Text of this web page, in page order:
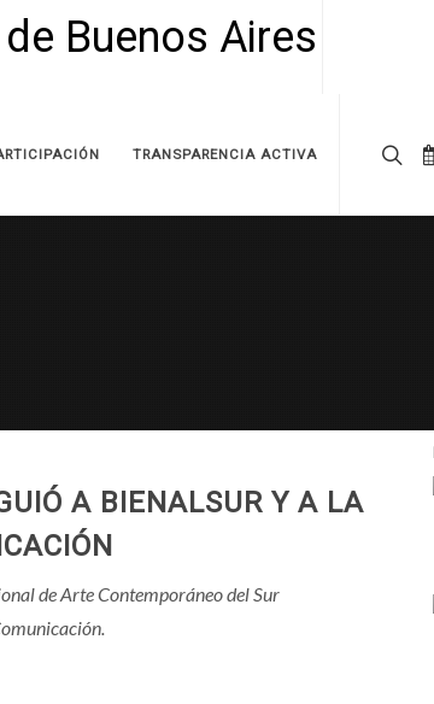
TRANSPARENCIA ACTIVA
A BIENALSUR Y A LA
de Arte Contemporáneo del Sur